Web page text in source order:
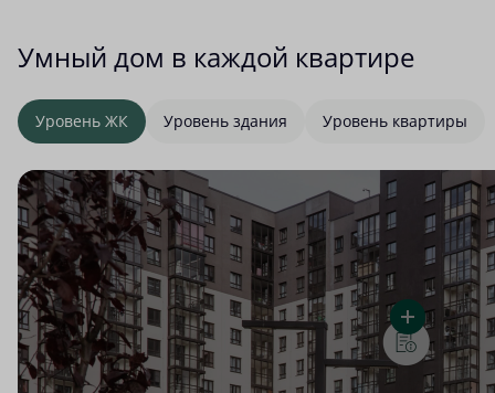
Умный дом в каждой квартире
Уровень ЖК Уровень здания Уровень квартиры